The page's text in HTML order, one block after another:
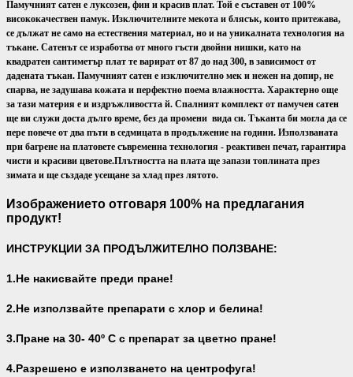
Памучният сатен е луксозен, фин и красив плат. Той е съставен от 100%
висококачествен памук. Изключителните мекота и блясък, които притежава,
се дължат не само на естествения материал, но и на уникалната технология на
тъкане. Сатенът се изработва от много гъсти двойни нишки, като на
квадратен сантиметър плат те варират от 87 до над 300, в зависимост от
дадената тъкан. Памучният сатен е изключително мек и нежен на допир, не
спарва, не задушава кожата и перфектно поема влажността. Характерно още
за тази материя е и издръжливостта й. Спалният комплект от памучен сатен
ще ви служи доста дълго време, без да промени вида си. Тъканта би могла да се
пере повече от два пъти в седмицата в продължение на години. Използваната
при багрене на платовете съвременна технология - реактивен печат, гарантира
чисти и красиви цветове.Плътността на плата ще запази топлината през
зимата и ще създаде усещане за хлад през лятото.
Изображението отговаря 100% на предлагания
продукт!
ИНСТРУКЦИИ ЗА ПРОДЪЛЖИТЕЛНО ПОЛЗВАНЕ:
1.Не накисвайте преди пране!
2.Не използвайте препарати с хлор и белина!
3.Пране на 30- 40º С с препарат за цветно пране!
4.Разрешено е използването на центрофуга!